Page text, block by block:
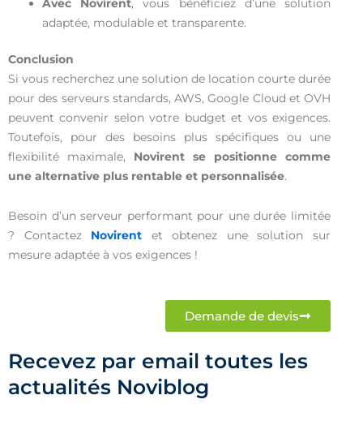
Avec Novirent, vous bénéficiez d’une solution
adaptée, modulable et transparente.
Conclusion
Si vous recherchez une solution de location courte durée
pour des serveurs standards, AWS, Google Cloud et OVH
peuvent convenir selon votre budget et vos exigences.
Toutefois, pour des besoins plus spécifiques ou une
flexibilité maximale, Novirent se positionne comme
une alternative plus rentable et personnalisée.
Besoin d’un serveur performant pour une durée limitée
? Contactez Novirent et obtenez une solution sur
mesure adaptée à vos exigences !
Demande de devis
Recevez par email toutes les
actualités Noviblog